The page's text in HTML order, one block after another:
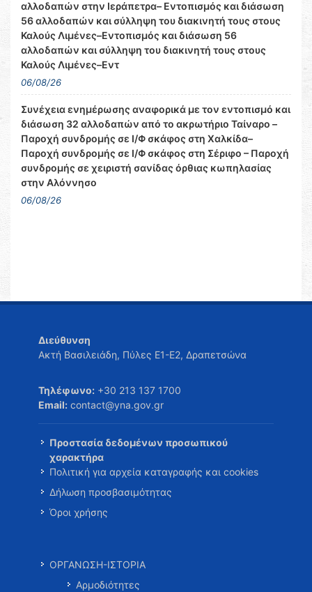
αλλοδαπών στην Ιεράπετρα– Εντοπισμός και διάσωση
56 αλλοδαπών και σύλληψη του διακινητή τους στους
Καλούς Λιμένες–Εντοπισμός και διάσωση 56
αλλοδαπών και σύλληψη του διακινητή τους στους
Καλούς Λιμένες–Εντ
06/08/26
Συνέχεια ενημέρωσης αναφορικά με τον εντοπισμό και
διάσωση 32 αλλοδαπών από το ακρωτήριο Ταίναρο –
Παροχή συνδρομής σε Ι/Φ σκάφος στη Χαλκίδα–
Παροχή συνδρομής σε Ι/Φ σκάφος στη Σέριφο – Παροχή
συνδρομής σε χειριστή σανίδας όρθιας κωπηλασίας
στην Αλόννησο
06/08/26
Διεύθυνση
Ακτή Βασιλειάδη, Πύλες Ε1-Ε2, Δραπετσώνα
Τηλέφωνο: +30 213 137 1700
Email: contact@yna.gov.gr
Προστασία δεδομένων προσωπικού
χαρακτήρα
Πολιτική για αρχεία καταγραφής και cookies
Δήλωση προσβασιμότητας
Όροι χρήσης
ΟΡΓΑΝΩΣΗ-ΙΣΤΟΡΙΑ
Αρμοδιότητες